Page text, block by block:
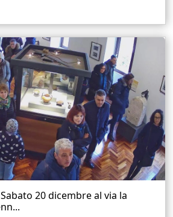
20 dicembre al via la